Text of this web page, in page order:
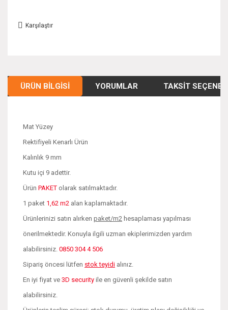
Karşılaştır
ÜRÜN BILGISI YORUMLAR TAKSIT
Mat Yüzey
Rektifiyeli Kenarlı Ürün
Kalınlık 9 mm
Kutu içi 9 adettir.
Ürün PAKET olarak satılmaktadır.
1 paket 1,62 m2 alan kaplamaktadır.
Ürünlerinizi satın alırken paket/m2 hesaplaması yapılması
önerilmektedir. Konuyla ilgili uzman ekiplerimizden yardım
alabilirsiniz. 0850 304 4 506
Sipariş öncesi lütfen stok teyidi alınız.
En iyi fiyat ve 3D security ile en güvenli şekilde satın
alabilirsiniz.